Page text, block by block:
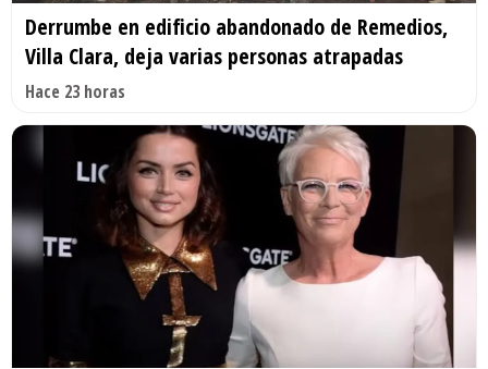
Derrumbe en edificio abandonado de Remedios,
Villa Clara, deja varias personas atrapadas
Hace 23 horas